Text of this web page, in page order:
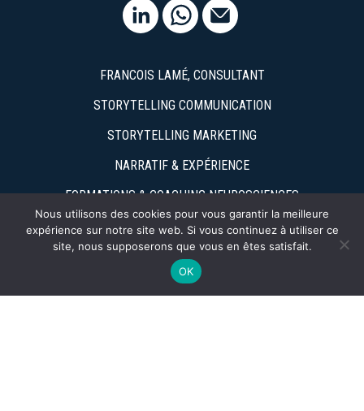
FRANCOIS LAMÉ, CONSULTANT
STORYTELLING COMMUNICATION
STORYTELLING MARKETING
NARRATIF & EXPÉRIENCE
FORMATIONS & COACHING NEUROSCIENCES
RÉFÉRENCES
ACTUALITÉS
Nous utilisons des cookies pour vous garantir la meilleure
expérience sur notre site web. Si vous continuez à utiliser ce
site, nous supposerons que vous en êtes satisfait.
OK